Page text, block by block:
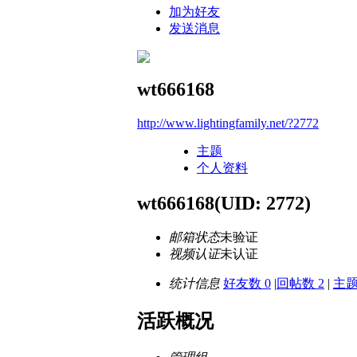
加为好友
发送消息
wt666168
http://www.lightingfamily.net/?2772
主题
个人资料
wt666168(UID: 2772)
邮箱状态未验证
视频认证未认证
统计信息 好友数 0 |回帖数 2 | 主
活跃概况